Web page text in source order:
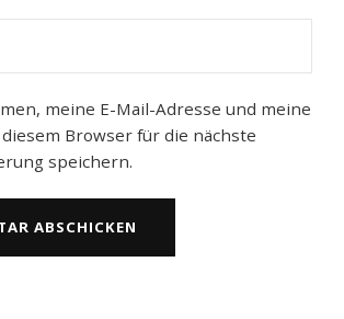
meine E-Mail-Adresse und meine
Browser für die nächste
speichern.